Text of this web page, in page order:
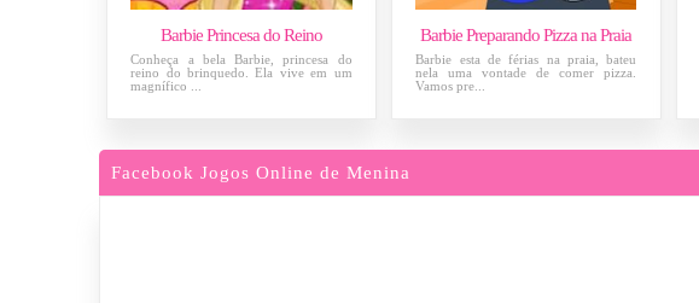
Barbie Princesa do Reino
Conheça a bela Barbie, princesa do
reino do brinquedo. Ela vive em um
magnífico ...
Barbie Preparando Pizza na Praia
Barbie esta de férias na praia, bateu
nela uma vontade de comer pizza.
Vamos pre...
Facebook Jogos Online de Menina